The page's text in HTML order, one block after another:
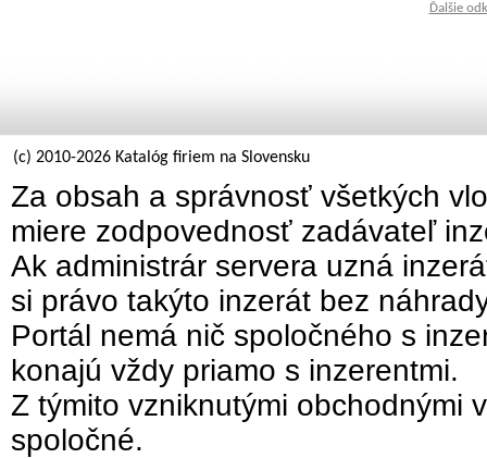
Ďalšie
(c) 2010-2026 Katalóg firiem na Slovensku
Za obsah a správnosť všetkých
miere zodpovednosť zadávateľ
Ak administrár servera uzná
si právo takýto inzerát bez
Portál nemá nič spoločného s
konajú vždy priamo s inzerentmi.
Z týmito vzniknutými obchodnými
spoločné.